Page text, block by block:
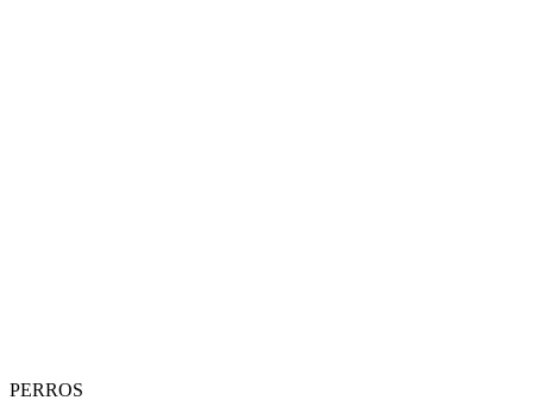
PERROS